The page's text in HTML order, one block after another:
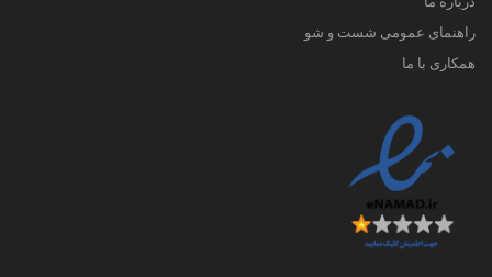
راهنمای عمومی شست و شو
همکاری با ما